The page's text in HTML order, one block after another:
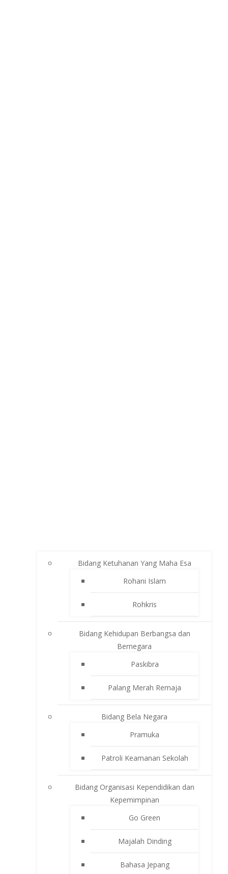
Bidang Ketuhanan Yang Maha Esa
Rohani Islam
Rohkris
Bidang Kehidupan Berbangsa dan
Bernegara
Paskibra
Palang Merah Remaja
Bidang Bela Negara
Pramuka
Patroli Keamanan Sekolah
Bidang Organisasi Kependidikan dan
Kepemimpinan
Go Green
Majalah Dinding
Bahasa Jepang